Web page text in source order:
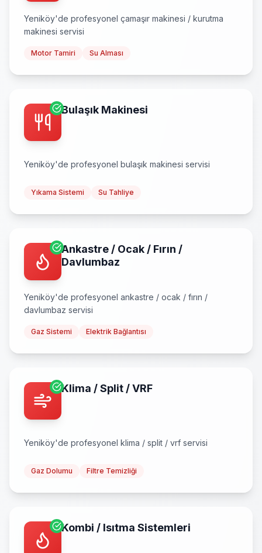
Yeniköy'de profesyonel çamaşır makinesi / kurutma
makinesi servisi
Motor Tamiri Su Alması
Bulaşık Makinesi
Yeniköy'de profesyonel bulaşık makinesi servisi
Yıkama Sistemi Su Tahliye
Ankastre / Ocak / Fırın /
Davlumbaz
Yeniköy'de profesyonel ankastre / ocak / fırın /
davlumbaz servisi
Gaz Sistemi Elektrik Bağlantısı
Klima / Split / VRF
Yeniköy'de profesyonel klima / split / vrf servisi
Gaz Dolumu Filtre Temizliği
Kombi / Isıtma Sistemleri